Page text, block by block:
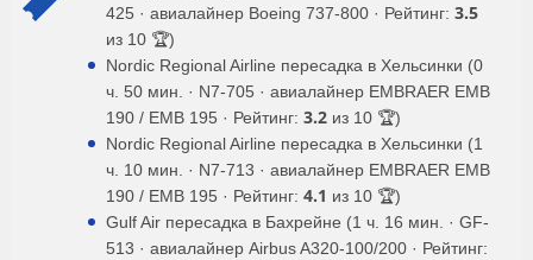
425 · авиалайнер Boeing 737-800 · Рейтинг: 3.5
из 10 🏆)
Nordic Regional Airline пересадка в Хельсинки (0
ч. 50 мин. · N7-705 · авиалайнер EMBRAER EMB
190 / EMB 195 · Рейтинг: 3.2 из 10 🏆)
Nordic Regional Airline пересадка в Хельсинки (1
ч. 10 мин. · N7-713 · авиалайнер EMBRAER EMB
190 / EMB 195 · Рейтинг: 4.1 из 10 🏆)
Gulf Air пересадка в Бахрейне (1 ч. 16 мин. · GF-
513 · авиалайнер Airbus A320-100/200 · Рейтинг: